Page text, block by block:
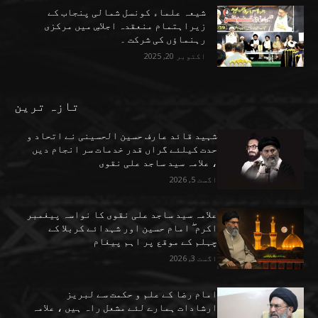
شیعہ علماء کونسل شمالی پنجاب کے
زیراہتمام منعقدہ اجلاسِ میں مرکزی
رہنماؤں کی شرکت ۔
اکتوبر 20, 2025
تازہ ترین
شہید قائد عارف حسین الحسینی نے اتحاد و
حدت کیلئے گراں قدر خدمات سر انجام دیں
، علامہ سید ساجد علی نقوی
اگست 5, 2026
علامہ سید ساجد علی نقوی کا نواسہ پیغمبر
اکرم ۖ امام حسین اور شہدائے کربلا کے
چہلم کے موقع پر اہم پیغام
اگست 3, 2026
امام رضا کے علم و حکمت سے لبریز
ارشادات ہمارے لئے مشعل راہ ہیں ، علامہ